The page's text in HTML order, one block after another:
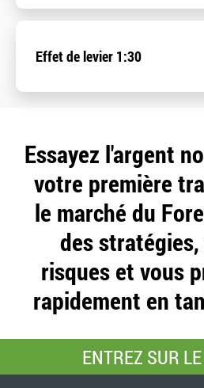
Effet de levier 1:30
Essayez l'argent
votre première
le marché du
des
risques et vous
rapidement en
ENTREZ SUR